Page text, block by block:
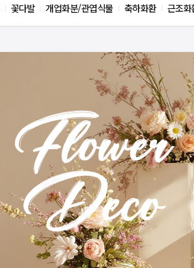
꽃다발 개업화분/관엽식물 축하화환 근조화